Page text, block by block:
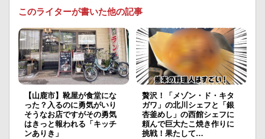
このライターが書いた他の記事
【山鹿市】靴屋が食堂にな
った？入るのに勇気がいり
そうなお店ですがその勇気
はきっと報われる「キッチ
ンありき」
贅沢！「メゾン・ド・キタ
ガワ」の北川シェフと「銀
杏釜めし」の西館シェフに
頼んで巨大たこ焼き作りに
挑戦！果たして…